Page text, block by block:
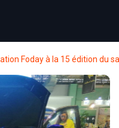
Foday à la 15 édition du